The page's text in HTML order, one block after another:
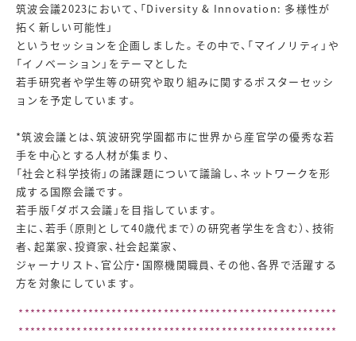
筑波会議2023において、「Diversity & Innovation: 多様性が
拓く新しい可能性」
というセッションを企画しました。その中で、「マイノリティ 」や
「イノベーション」をテーマとした
若手研究者や学生等の研究や取 り 組みに関するポスターセッシ
ョンを予定しています。
*筑波会議とは、筑波研究学園都市に世界から産官学の優秀な若
手を 中心とする人材が集まり、
「社会と科学技術」の諸課題について議論し、ネット ワークを形
成する国際会議です。
若手版「ダボス会議」を目指して います。
主に、若手（原則として40歳代まで）の研究者学生を含む）、技術
者、 起業家、投資家、社会起業家、
ジャーナリスト、官公庁・国際機関職員、 その他、各界で活躍する
方を対象にしています。
*******************************************************
*******************************************************